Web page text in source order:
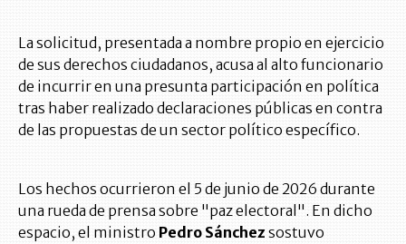
La solicitud, presentada a nombre propio en ejercicio
de sus derechos ciudadanos, acusa al alto funcionario
de incurrir en una presunta participación en política
tras haber realizado declaraciones públicas en contra
de las propuestas de un sector político específico.
Los hechos ocurrieron el 5 de junio de 2026 durante
una rueda de prensa sobre "paz electoral". En dicho
espacio, el ministro Pedro Sánchezsostuvo